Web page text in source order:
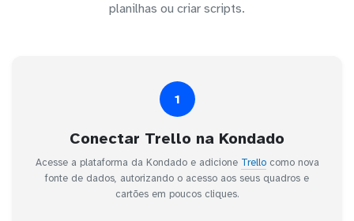
planilhas ou criar scripts.
1
Conectar Trello na Kondado
Acesse a plataforma da Kondado e adicione Trellocomo nova
fonte de dados, autorizando o acesso aos seus quadros e
cartões em poucos cliques.